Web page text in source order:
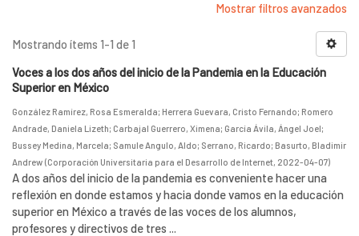
Mostrar filtros avanzados
Mostrando ítems 1-1 de 1
Voces a los dos años del inicio de la Pandemia en la Educación
Superior en México
González Ramírez, Rosa Esmeralda; Herrera Guevara, Cristo Fernando; Romero
Andrade, Daniela Lizeth; Carbajal Guerrero, Ximena; García Ávila, Ángel Joel;
Bussey Medina, Marcela; Samule Angulo, Aldo; Serrano, Ricardo; Basurto, Bladimir
Andrew (Corporación Universitaria para el Desarrollo de Internet, 2022-04-07)
A dos años del inicio de la pandemia es conveniente hacer una
reflexión en donde estamos y hacia donde vamos en la educación
superior en México a través de las voces de los alumnos,
profesores y directivos de tres ...